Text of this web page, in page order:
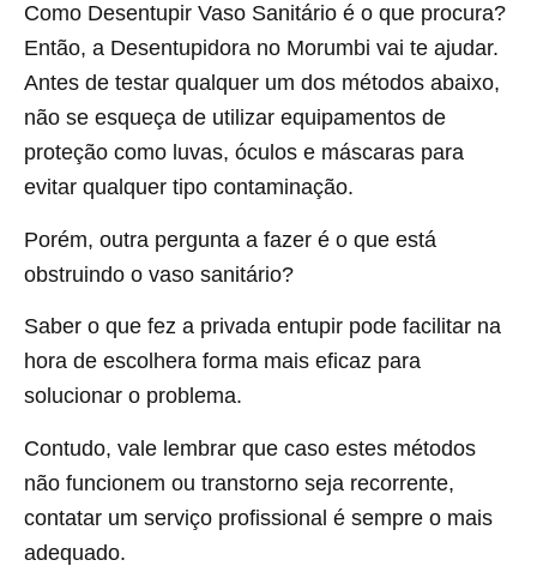
Como Desentupir Vaso Sanitário é o que procura?
Então, a Desentupidora no Morumbi vai te ajudar.
Antes de testar qualquer um dos métodos abaixo,
não se esqueça de utilizar equipamentos de
proteção como luvas, óculos e máscaras para
evitar qualquer tipo contaminação.
Porém, outra pergunta a fazer é o que está
obstruindo o vaso sanitário?
Saber o que fez a privada entupir pode facilitar na
hora de escolhera forma mais eficaz para
solucionar o problema.
Contudo, vale lembrar que caso estes métodos
não funcionem ou transtorno seja recorrente,
contatar um serviço profissional é sempre o mais
adequado.